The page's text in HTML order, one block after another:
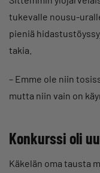
tukevalle nousu-
pieniä
takia.
– Emme ole niin
mutta niin vain on
Konkurssi oli
Käkelän oma tausta